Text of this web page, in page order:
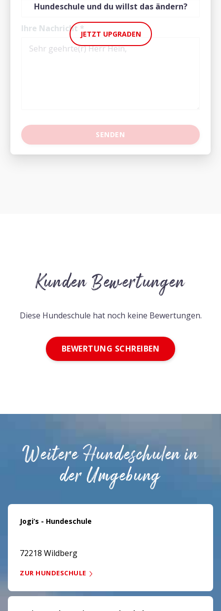
Hundeschule und du willst das ändern?
JETZT UPGRADEN
Ihre Nachricht *
Kunden Bewertungen
Diese Hundeschule hat noch keine Bewertungen.
BEWERTUNG SCHREIBEN
Weitere Hundeschulen in
der Umgebung
Jogi‘s - Hundeschule
72218 Wildberg
ZUR HUNDESCHULE